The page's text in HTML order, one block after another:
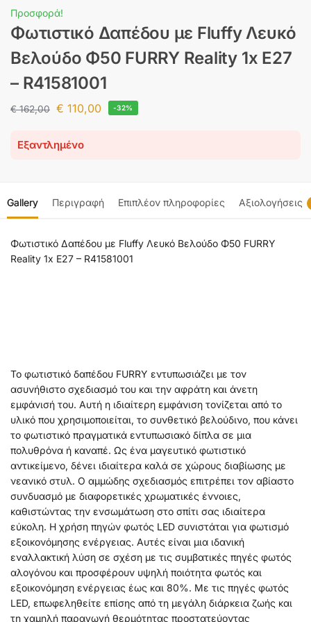
Προσφορά!
Φωτιστικό Δαπέδου με Fluffy Λευκό
Βελούδο Φ50 FURRY Reality 1x E27
– R41581001
€162,00 € 110,00 -32%
Εξαντλημένο
Gallery Περιγραφή Επιπλέον πληροφορίες Αξιολογήσεις
Φωτιστικό Δαπέδου με Fluffy Λευκό Βελούδο Φ50 FURRY
Reality 1x E27 – R41581001
Το φωτιστικό δαπέδου FURRY εντυπωσιάζει με τον
ασυνήθιστο σχεδιασμό του και την αφράτη και άνετη
εμφάνισή του. Αυτή η ιδιαίτερη εμφάνιση τονίζεται από το
υλικό που χρησιμοποιείται, το συνθετικό βελούδινο, που κάνει
το φωτιστικό πραγματικά εντυπωσιακό δίπλα σε μια
πολυθρόνα ή καναπέ. Ως ένα μαγευτικό φωτιστικό
αντικείμενο, δένει ιδιαίτερα καλά σε χώρους διαβίωσης με
νεανικό στυλ. Ο αμμώδης σχεδιασμός επιτρέπει τον αβίαστο
συνδυασμό με διαφορετικές χρωματικές έννοιες,
καθιστώντας την ενσωμάτωση στο σπίτι σας ιδιαίτερα
εύκολη. Η χρήση πηγών φωτός LED συνιστάται για φωτισμό
εξοικονόμησης ενέργειας. Αυτές είναι μια ιδανική
εναλλακτική λύση σε σχέση με τις συμβατικές πηγές φωτός
αλογόνου και προσφέρουν υψηλή ποιότητα φωτός και
εξοικονόμηση ενέργειας έως και 80%. Με τις πηγές φωτός
LED, επωφεληθείτε επίσης από τη μεγάλη διάρκεια ζωής και
τη χαμηλή παραγωγή θερμότητας προστατεύοντας